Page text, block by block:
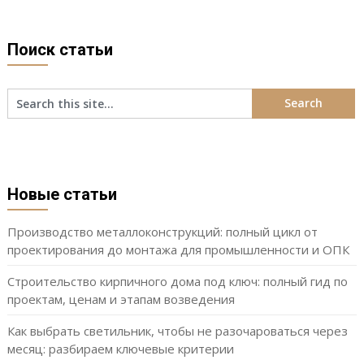
Поиск статьи
Новые статьи
Производство металлоконструкций: полный цикл от
проектирования до монтажа для промышленности и ОПК
Строительство кирпичного дома под ключ: полный гид по
проектам, ценам и этапам возведения
Как выбрать светильник, чтобы не разочароваться через
месяц: разбираем ключевые критерии